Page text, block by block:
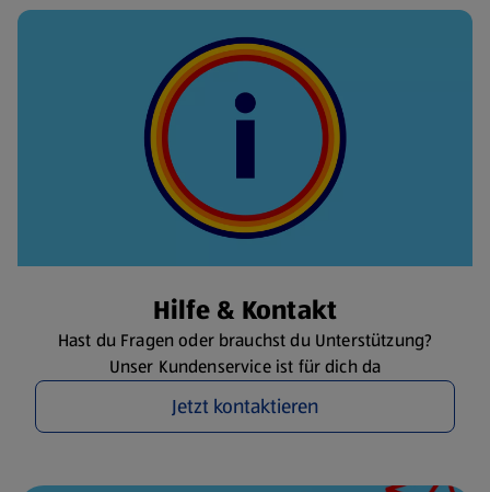
Hilfe & Kontakt
Hast du Fragen oder brauchst du Unterstützung?
Unser Kundenservice ist für dich da
Jetzt kontaktieren